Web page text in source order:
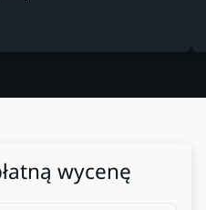
wycenę